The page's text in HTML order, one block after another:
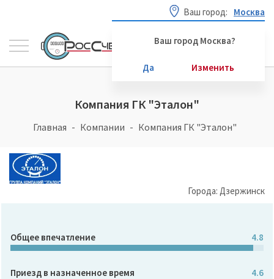
Ваш город: Москва
Ваш город Москва?
Да Изменить
Компания ГК "Эталон"
Главная Компании Компания ГК "Эталон"
Города: Дзержинск
Общее впечатление 4.8
Приезд в назначенное время 4.6